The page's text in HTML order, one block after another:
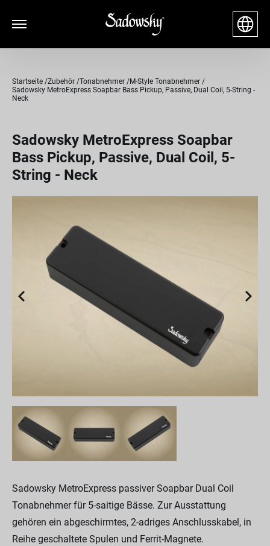
Startseite Zubehör Tonabnehmer
M-Style Tonabnehmer
Sadowsky MetroExpress Soapbar Bass Pickup, Passive, Dual Coil, 5-String -
Neck
Sadowsky MetroExpress Soapbar
Bass Pickup, Passive, Dual Coil, 5-
String - Neck
Sadowsky MetroExpress passiver Soapbar Dual Coil
Tonabnehmer für 5-saitige Bässe. Zur Ausstattung
gehören ein abgeschirmtes, 2-adriges Anschlusskabel, in
Reihe geschaltete Spulen und Ferrit-Magnete.